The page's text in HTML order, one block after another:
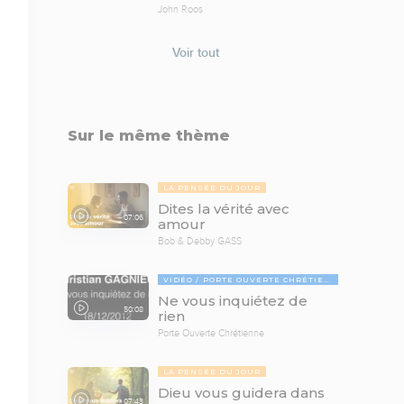
John Roos
Voir tout
Sur le même thème
07:06
LA PENSÉE DU JOUR
Dites la vérité avec
amour
Bob & Debby GASS
50:08
VIDÉO PORTE OUVERTE CHRÉTIENNE
Ne vous inquiétez de
rien
Porte Ouverte Chrétienne
07:43
LA PENSÉE DU JOUR
Dieu vous guidera dans